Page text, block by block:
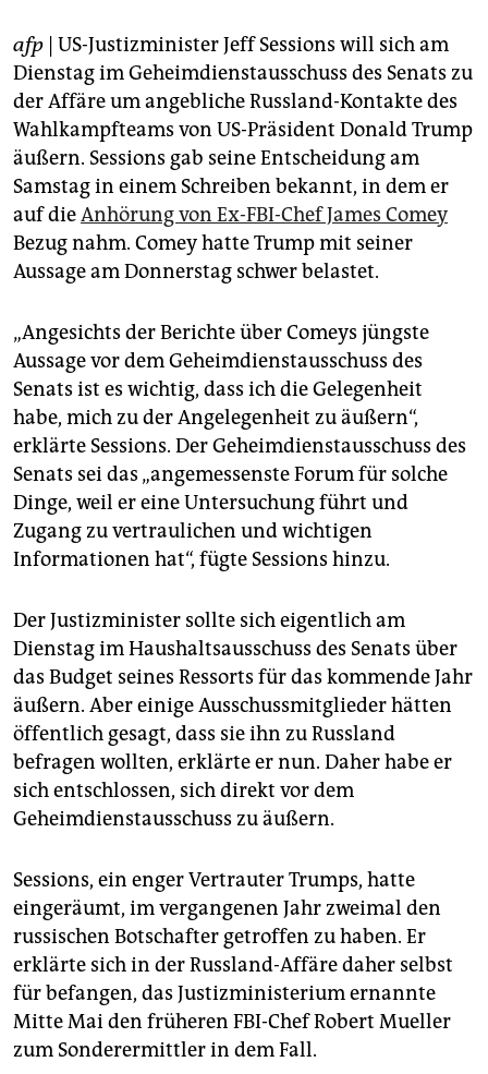
fragen & hilfe
unterstützen
abo
genossenschaft
epaper login
afp | US-Justizminister Jeff Sessions will sich am
Dienstag im Geheimdienstausschuss des Senats zu
der Affäre um angebliche Russland-Kontakte des
Wahlkampfteams von US-Präsident Donald Trump
äußern. Sessions gab seine Entscheidung am
Samstag in einem Schreiben bekannt, in dem er
auf dieAnhörung von Ex-FBI-Chef James Comey
Bezug nahm. Comey hatte Trump mit seiner
Aussage am Donnerstag schwer belastet.
„Angesichts der Berichte über Comeys jüngste
Aussage vor dem Geheimdienstausschuss des
Senats ist es wichtig, dass ich die Gelegenheit
habe, mich zu der Angelegenheit zu äußern“,
erklärte Sessions. Der Geheimdienstausschuss des
Senats sei das „angemessenste Forum für solche
Dinge, weil er eine Untersuchung führt und
Zugang zu vertraulichen und wichtigen
Informationen hat“, fügte Sessions hinzu.
Der Justizminister sollte sich eigentlich am
Dienstag im Haushaltsausschuss des Senats über
das Budget seines Ressorts für das kommende Jahr
äußern. Aber einige Ausschussmitglieder hätten
öffentlich gesagt, dass sie ihn zu Russland
befragen wollten, erklärte er nun. Daher habe er
sich entschlossen, sich direkt vor dem
Geheimdienstausschuss zu äußern.
Sessions, ein enger Vertrauter Trumps, hatte
eingeräumt, im vergangenen Jahr zweimal den
russischen Botschafter getroffen zu haben. Er
erklärte sich in der Russland-Affäre daher selbst
für befangen, das Justizministerium ernannte
Mitte Mai den früheren FBI-Chef Robert Mueller
zum Sonderermittler in dem Fall.